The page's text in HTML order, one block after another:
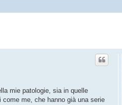
mie patologie, sia in quelle
me, che hanno già una serie